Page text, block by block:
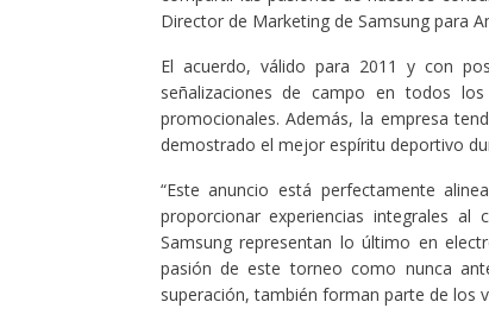
Director de Marketing de Samsung para
El acuerdo, válido para 2011 y con
señalizaciones de campo en todos
promocionales. Además, la empresa
demostrado el mejor espíritu deportivo
“Este anuncio está perfectamente
proporcionar experiencias integrales
Samsung representan lo último en
pasión de este torneo como nunca
superación, también forman parte de los